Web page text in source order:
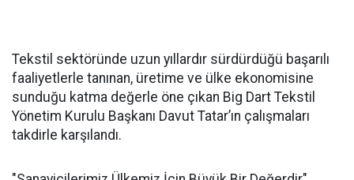
Tekstil sektöründe uzun yıllardır sürdürdüğü başarılı
faaliyetlerle tanınan, üretime ve ülke ekonomisine
sunduğu katma değerle öne çıkan Big Dart Tekstil
Yönetim Kurulu Başkanı Davut Tatar’ın çalışmaları
takdirle karşılandı.